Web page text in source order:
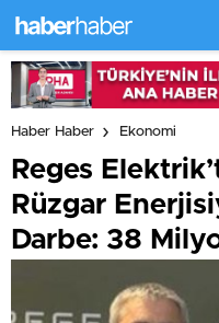
Haber Haber Ekonomi
Reges
Rüzgar
Darbe: 38